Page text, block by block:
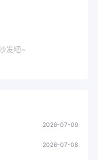
发吧~
2026-07-09
2026-07-08